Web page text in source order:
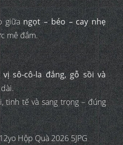
giữangọt – béo – cay nhẹ
mê đắm.
vị sô-cô-la đắng, gỗ sồi và
tinh tế và sang trọng – đúng